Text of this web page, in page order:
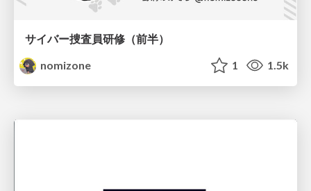
サイバー捜査員研修（前半）
nomizone
1 1.5k